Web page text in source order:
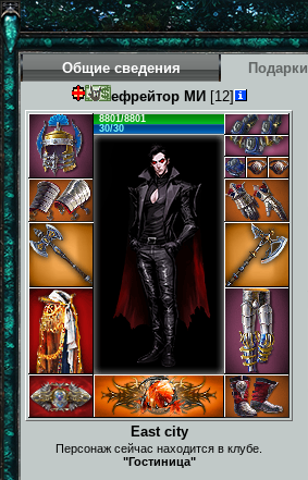
Общие сведения Подарки
ефрейтор МИ [12]
8801/8801
30/30
East city
Персонаж сейчас находится в клубе.
"Гостиница"